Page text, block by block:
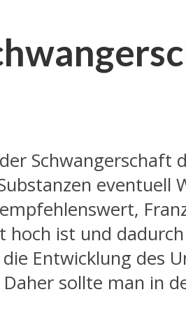
Schwangerschaft
eventuell
ist und
Entwicklung des
sollte man in